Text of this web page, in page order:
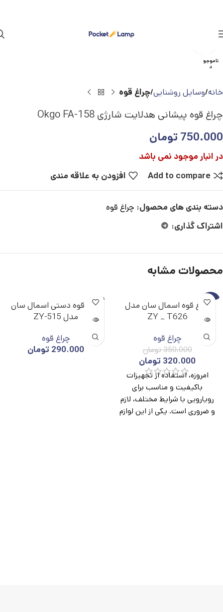
ناموجو
د
خانه وسایل روشنایی چراغ قوه
چراغ قوه پیشانی هدلایت شارژی Okgo FA-158
750.000 تومان
در انبار موجود نمی باشد
Add to compare
افزودن به علاقه مندی
دسته بندی های محصول: چراغ قوه
اشتراک گذاری:
محصولات مشابه
-9%
ناموجو
چراغ قوه اسمال سان مدل
ZY _ T626
چراغ قوه
350.000تومان
320.000 تومان
امروزه، استفاده از تجهیزات
باکیفیت و مناسب برای
رویارویی با شرایط مختلف، لازم
و ضروری است. یکی از این لوازم
ناموجو
د
چراغ قوه دستی اسمال سان
مدل ZY-515
چراغ قوه
290.000 تومان